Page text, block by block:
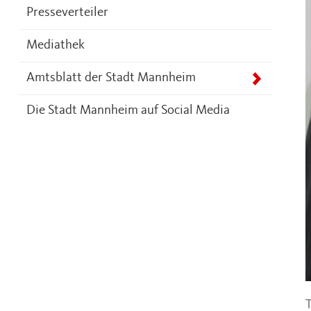
Presseverteiler
Mediathek
Amtsblatt der Stadt Mannheim
Die Stadt Mannheim auf Social Media